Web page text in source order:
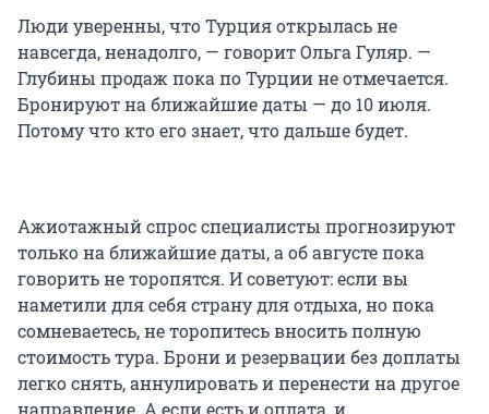
Люди уверенны, что Турция открылась не
навсегда, ненадолго, — говорит Ольга Гуляр. —
Глубины продаж пока по Турции не отмечается.
Бронируют на ближайшие даты — до 10 июля.
Потому что кто его знает, что дальше будет.
Ажиотажный спрос специалисты прогнозируют
только на ближайшие даты, а об августе пока
говорить не торопятся. И советуют: если вы
наметили для себя страну для отдыха, но пока
сомневаетесь, не торопитесь вносить полную
стоимость тура. Брони и резервации без доплаты
легко снять, аннулировать и перенести на другое
направление. А если есть и оплата, и